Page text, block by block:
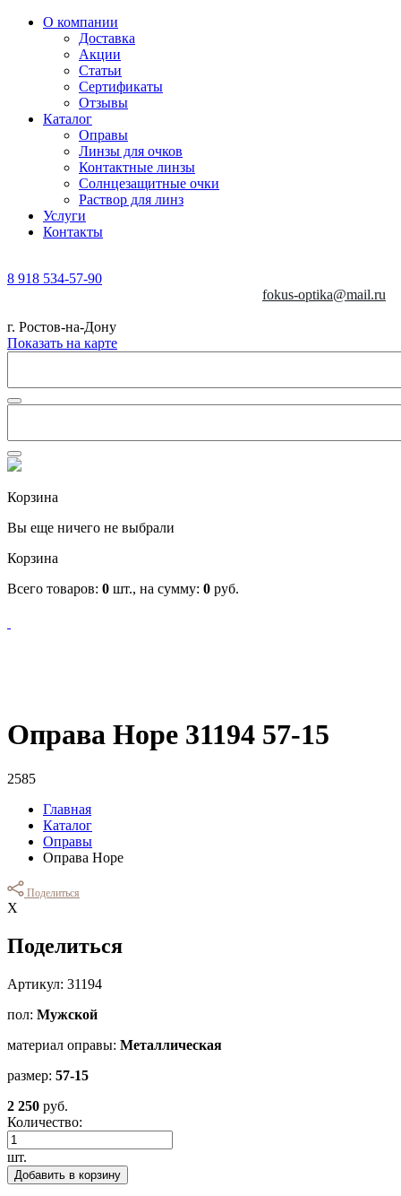
О компании
Доставка
Акции
Статьи
Сертификаты
Отзывы
Каталог
Оправы
Линзы для очков
Контактные линзы
Солнцезащитные очки
Раствор для линз
Услуги
Контакты
8 918 534-57-90
fokus-optika@mail.ru
г. Ростов-на-Дону
Показать на карте
Корзина
Вы еще ничего не выбрали
Корзина
Всего товаров: 0 шт., на сумму: 0 руб.
Оправа Hope 31194 57-15
2585
Главная
Каталог
Оправы
Оправа Hope
Поделиться
Х
Поделиться
Артикул: 31194
пол: Мужской
материал оправы: Металлическая
размер: 57-15
2 250 руб.
Количество:
шт.
Добавить в корзину